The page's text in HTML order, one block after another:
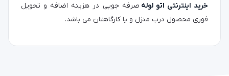
خرید اینترنتی اتو لوله صرفه جویی در هزینه اضافه و تحویل
فوری محصول درب منزل و یا کارگاهتان می باشد.